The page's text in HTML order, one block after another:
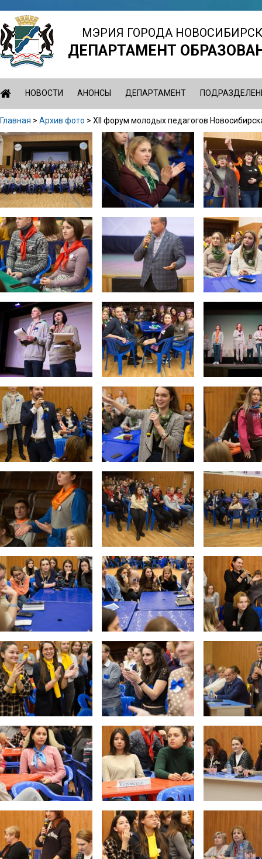
Jump
to
navigation
МЭРИЯ ГОРОДА
ДЕПАРТАМЕНТ
НОВОСТИ АНОНСЫ ДЕПАРТАМЕНТ
Вы
здесь
Главная > Архив фото > XII форум молодых педагогов
Back
to
top